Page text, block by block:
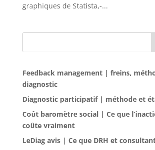
graphiques de Statista,-...
Feedback management | freins,
diagnostic
Diagnostic participatif | méthode et
Coût baromètre social | Ce que
coûte vraiment
LeDiag avis | Ce que DRH et